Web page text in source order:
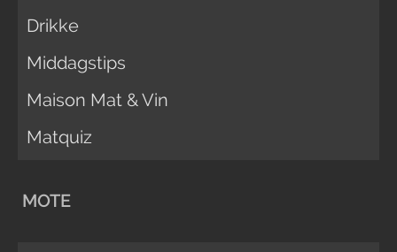
Drikke
Middagstips
Maison Mat & Vin
Matquiz
MOTE